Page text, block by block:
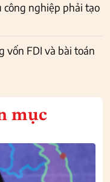
công nghiệp phải tạo
vốn FDI và bài toán
mục